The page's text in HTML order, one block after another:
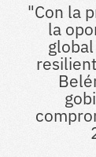
"Con la
la